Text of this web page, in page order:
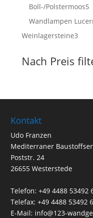
Boll-/Polstermoos55
Wandlampen
Weinlagersteine33
Nach Preis
Kontakt
Udo Franzen
Mediterraner
Poststr. 24
26655 Westerstede
Telefon: +49 4488 53492
Telefax: +49 4488 53492
E-Mail: info@123-